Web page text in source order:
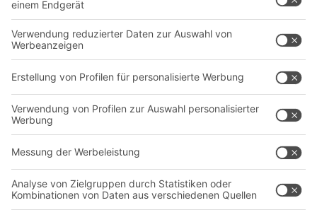
Regalsysteme
Transportsysteme
Dienstleistungen
Unternehmen
Über uns
Produktionsstandorte
Karriere
Follow us